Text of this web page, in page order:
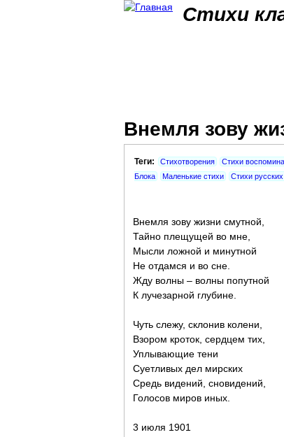
Стихи
Внемля зову
Теги: Стихотворения Стихи
Блока
Маленькие стихи Стихи
Внемля зову жизни смутной,
Тайно плещущей во мне,
Мысли ложной и минутной
Не отдамся и во сне.
Жду волны – волны попутной
К лучезарной глубине.
Чуть слежу, склонив колени,
Взором кроток, сердцем тих,
Уплывающие тени
Суетливых дел мирских
Средь видений, сновидений,
Голосов миров иных.
3 июля 1901